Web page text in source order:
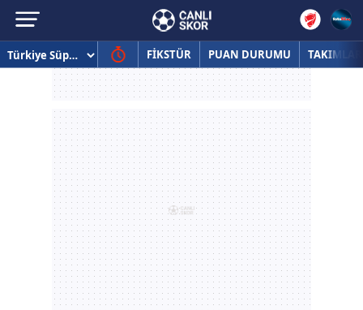
FİKSTÜR PUAN DURUMU TAKIMLAR